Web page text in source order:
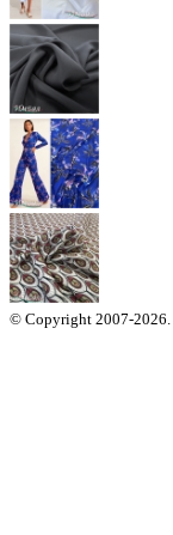
© Copyright 2007-2026.